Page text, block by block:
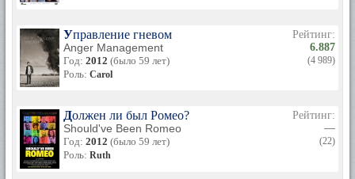
Управление гневом
Anger Management
Год: 2012 (было 59 лет)
Роль: Carol
Рейтинг:
6.887
(4 989)
Должен ли был Ромео?
Should've Been Romeo
Год: 2012 (было 59 лет)
Роль: Ruth
Рейтинг:
—
(22)